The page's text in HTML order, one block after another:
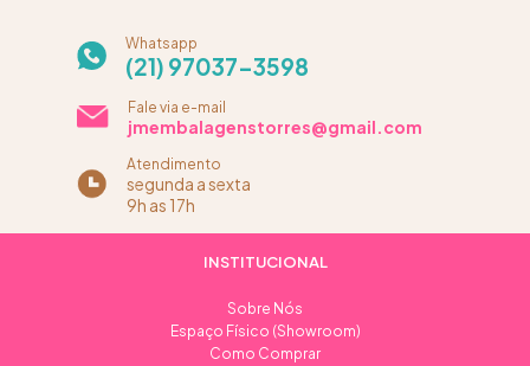
Whatsapp
(21) 97037-3598
Fale via e-mail
jmembalagenstorres@gmail.com
Atendimento
segunda a sexta
9h as 17h
INSTITUCIONAL
Sobre Nós
Espaço Físico (Showroom)
Como Comprar